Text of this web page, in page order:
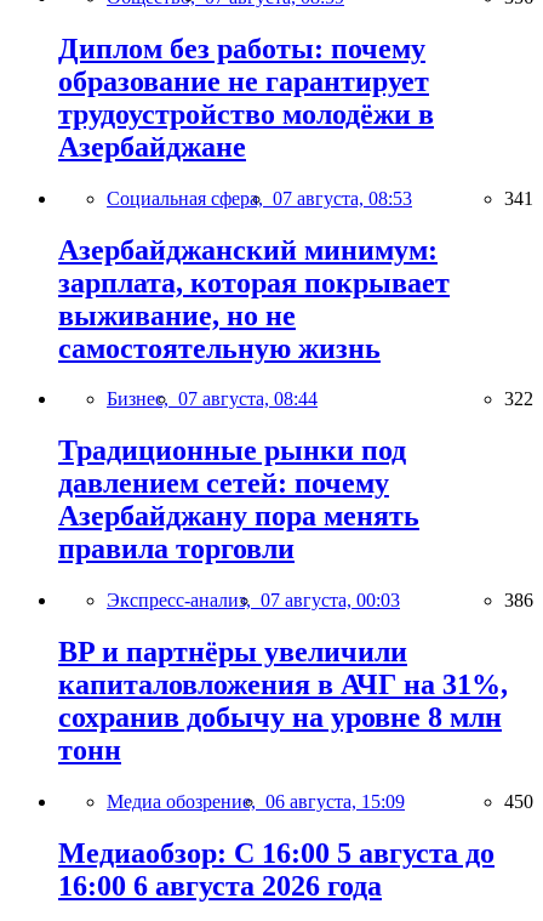
Диплом без работы: почему
образование не гарантирует
трудоустройство молодёжи в
Азербайджане
Социальная сфера, 07 августа, 08:53 341
Азербайджанский минимум:
зарплата, которая покрывает
выживание, но не
самостоятельную жизнь
Бизнес, 07 августа, 08:44 322
Традиционные рынки под
давлением сетей: почему
Азербайджану пора менять
правила торговли
Экспресс-анализ, 07 августа, 00:03 386
BP и партнёры увеличили
капиталовложения в АЧГ на 31%,
сохранив добычу на уровне 8 млн
тонн
Медиа обозрение, 06 августа, 15:09 450
Медиаобзор: С 16:00 5 августа до
16:00 6 августа 2026 года